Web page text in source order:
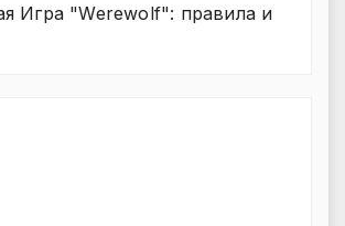
Игра "Werewolf": правила и